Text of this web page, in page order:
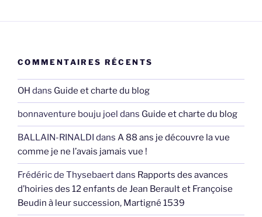
COMMENTAIRES RÉCENTS
OH dans Guide et charte du blog
bonnaventure bouju joel dans Guide et charte du blog
BALLAIN-RINALDI dans A 88 ans je découvre la vue
comme je ne l’avais jamais vue !
Frédéric de Thysebaertdans Rapports des avances
d’hoiries des 12 enfants de Jean Berault et Françoise
Beudin à leur succession, Martigné 1539